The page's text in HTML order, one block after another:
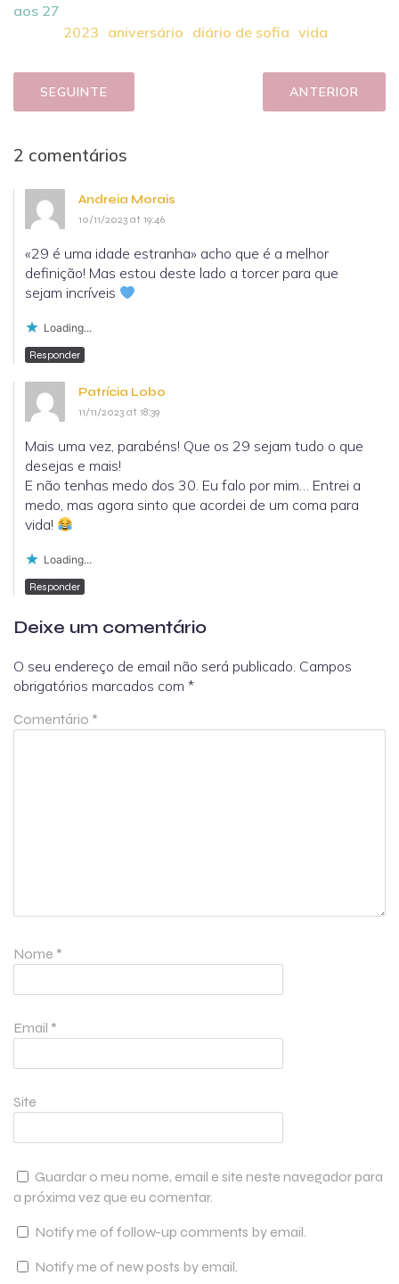
aos 27
2023 aniversário diário de sofia vida
SEGUINTE ANTERIOR
2 comentários
Andreia Morais
10/11/2023 at 19:46
«29 é uma idade estranha» acho que é a melhor
definição! Mas estou deste lado a torcer para que
sejam incríveis
Loading...
Responder
Patrícia Lobo
11/11/2023 at 18:39
Mais uma vez, parabéns! Que os 29 sejam tudo o que
desejas e mais!
E não tenhas medo dos 30. Eu falo por mim… Entrei a
medo, mas agora sinto que acordei de um coma para
vida!
Loading...
Responder
Deixe um comentário
O seu endereço de email não será publicado. Campos
obrigatórios marcados com *
Comentário *
Nome *
Email *
Site
Guardar o meu nome, email e site neste navegador para
a próxima vez que eu comentar.
Notify me of follow-up comments by email.
Notify me of new posts by email.